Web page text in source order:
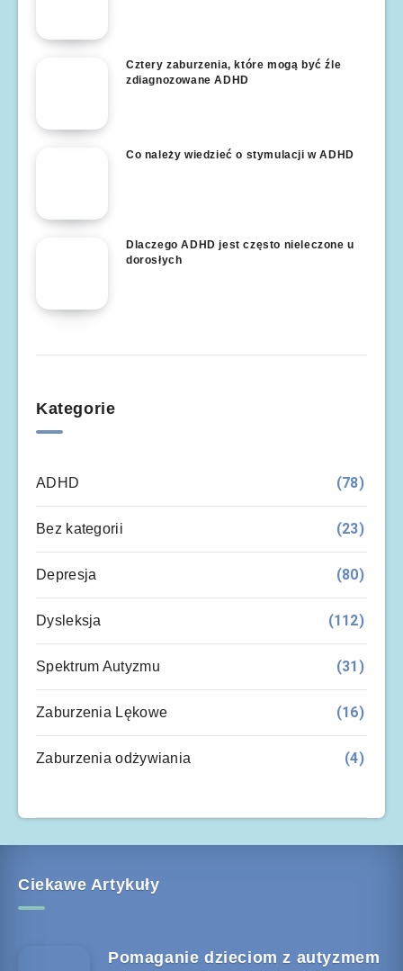
Cztery zaburzenia, które mogą być źle
zdiagnozowane ADHD
Co należy wiedzieć o stymulacji w ADHD
Dlaczego ADHD jest często nieleczone u
dorosłych
Kategorie
ADHD (78)
Bez kategorii (23)
Depresja (80)
Dysleksja (112)
Spektrum Autyzmu (31)
Zaburzenia Lękowe (16)
Zaburzenia odżywiania (4)
Ciekawe Artykuły
Pomaganie dzieciom z autyzmem